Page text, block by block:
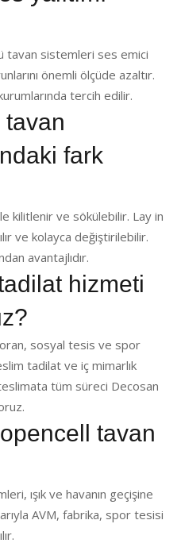
tavan sistemleri ses emici
önemli ölçüde azaltır.
tercih edilir.
fark
kilitlenir ve sökülebilir. Lay in
ve kolayca değiştirilebilir.
avantajlıdır.
hizmeti
sosyal tesis ve spor
tadilat ve iç mimarlık
tüm süreci Decosan
tavan
ışık ve havanın geçişine
AVM, fabrika, spor tesisi